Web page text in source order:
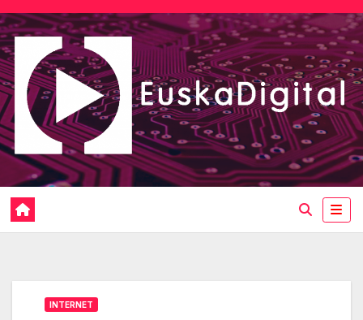
Saltar
al
contenido
INTERNET